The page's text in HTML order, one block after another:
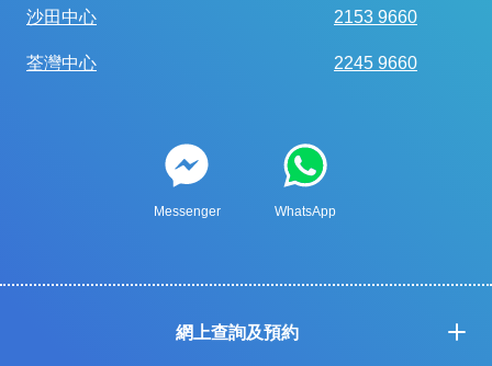
沙田中心 2153 9660
荃灣中心 2245 9660
Messenger WhatsApp
網上查詢及預約